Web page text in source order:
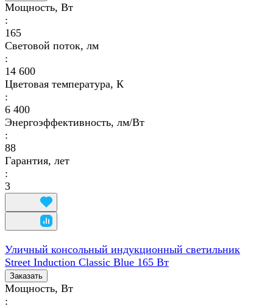
Мощность, Вт
:
165
Световой поток, лм
:
14 600
Цветовая температура, К
:
6 400
Энергоэффективность, лм/Вт
:
88
Гарантия, лет
:
3
Уличный консольный индукционный светильник
Street Induction Classic Blue 165 Вт
Заказать
Мощность, Вт
: